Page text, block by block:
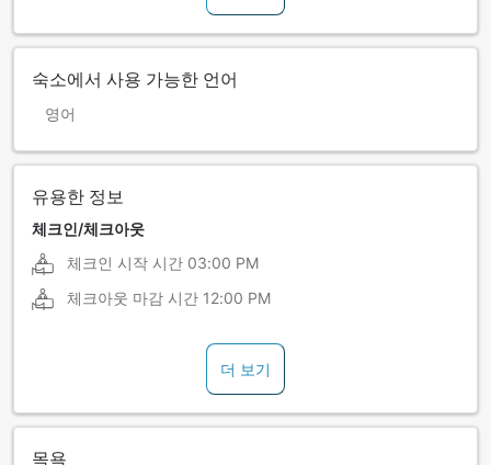
숙소에서 사용 가능한 언어
영어
유용한 정보
체크인/체크아웃
체크인 시작 시간 03:00 PM
체크아웃 마감 시간 12:00 PM
더 보기
목욕